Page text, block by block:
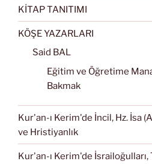
KİTAP TANITIMI
KÖŞE YAZARLARI
Said BAL
Eğitim ve Öğretime
Bakmak
Kur'an-ı Kerim'de İncil, Hz. İsa
ve Hristiyanlık
Kur'an-ı Kerim'de İsrailoğulları,